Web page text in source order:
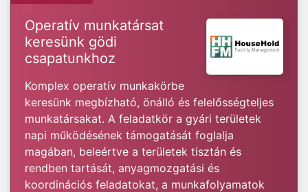
Operatív munkatársat
keresünk gödi
csapatunkhoz
Komplex operatív munkakörbe
keresünk megbízható, önálló és felelősségteljes
munkatársakat. A feladatkör a gyári területek
napi működésének támogatását foglalja
magában, beleértve a területek tisztán és
rendben tartását, anyagmozgatási és
koordinációs feladatokat, a munkafolyamatok